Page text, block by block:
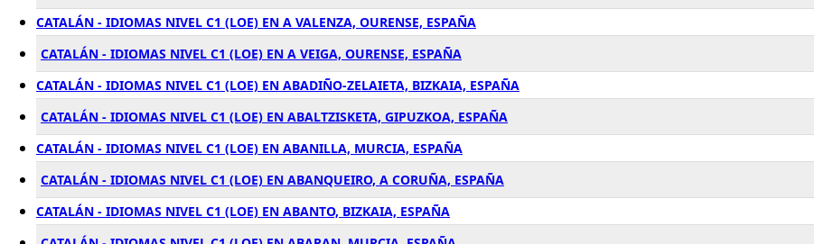
CATALÁN - IDIOMAS NIVEL C1 (LOE) EN A VALENZA, OURENSE, ESPAÑA
CATALÁN - IDIOMAS NIVEL C1 (LOE) EN A VEIGA, OURENSE, ESPAÑA
CATALÁN - IDIOMAS NIVEL C1 (LOE) EN ABADIÑO-ZELAIETA, BIZKAIA, ESPAÑA
CATALÁN - IDIOMAS NIVEL C1 (LOE) EN ABALTZISKETA, GIPUZKOA, ESPAÑA
CATALÁN - IDIOMAS NIVEL C1 (LOE) EN ABANILLA, MURCIA, ESPAÑA
CATALÁN - IDIOMAS NIVEL C1 (LOE) EN ABANQUEIRO, A CORUÑA, ESPAÑA
CATALÁN - IDIOMAS NIVEL C1 (LOE) EN ABANTO, BIZKAIA, ESPAÑA